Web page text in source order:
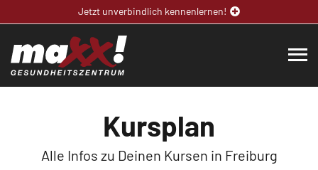
Jetzt unverbindlich kennenlernen!
Kursplan
Alle Infos zu Deinen Kursen in Freiburg